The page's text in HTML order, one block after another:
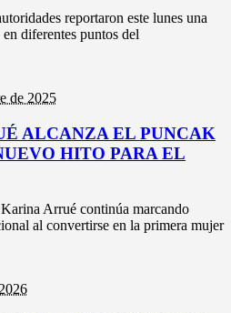
reportaron este lunes una
diferentes puntos del
de 2025
ALCANZA EL PUNCAK
HITO PARA EL
Arrué continúa marcando
al convertirse en la primera mujer